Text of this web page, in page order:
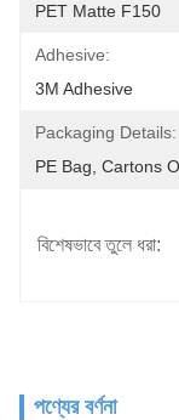
PET Matte F150
Adhesive:
3M Adhesive
Packaging Details:
PE Bag, Cartons
বিশেষভাবে তুলে ধরা:
পণ্যের বর্ণনা